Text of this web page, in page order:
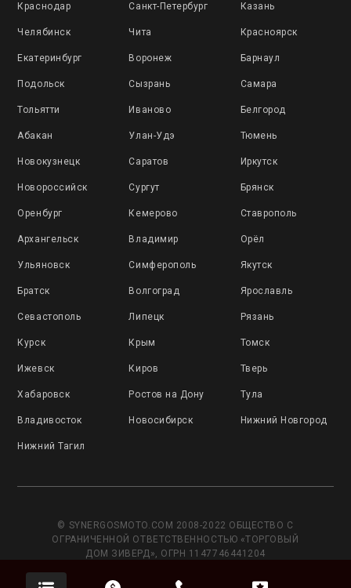
Краснодар Санкт-Петербург Казань
Челябинск Чита Красноярск
Екатеринбург Воронеж Барнаул
Подольск Сызрань Самара
Тольятти Иваново Белгород
Абакан Улан-Удэ Тюмень
Новокузнецк Саратов Иркутск
Новороссийск Сургут Брянск
Оренбург Кемерово Ставрополь
Архангельск Владимир Орёл
Ульяновск Симферополь Якутск
Братск Волгоград Ярославль
Севастополь Липецк Рязань
Курск Крым Томск
Ижевск Киров Тверь
Хабаровск Ростов на Дону Тула
Владивосток Новосибирск Нижний Новгород
Нижний Тагил
© SYNERGOSMOTO.COM 2008-2022 ОБЩЕСТВО С
ОГРАНИЧЕННОЙ ОТВЕТСТВЕННОСТЬЮ «ТОРГОВЫЙ
ДОМ ЗИВЕРД», ОГРН 1147746441204
характер и не является публичной офертой